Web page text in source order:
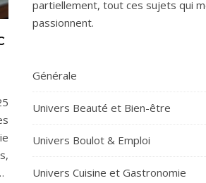
partiellement, tout ces sujets qui
passionnent.
Générale
Univers Beauté et Bien-être
Univers Boulot & Emploi
Univers Cuisine et Gastronomie